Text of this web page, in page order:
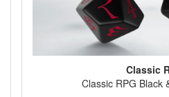
Classic
Classic RPG Black